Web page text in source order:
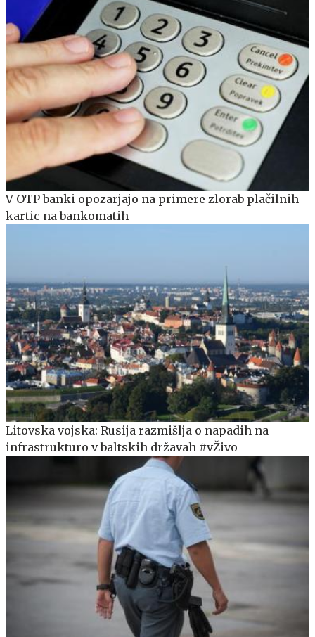
V OTP banki opozarjajo na primere zlorab plačilnih
kartic na bankomatih
Litovska vojska: Rusija razmišlja o napadih na
infrastrukturo v baltskih državah #vŽivo